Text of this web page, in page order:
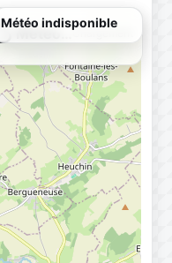
Météo…Chargement
Météo indisponible